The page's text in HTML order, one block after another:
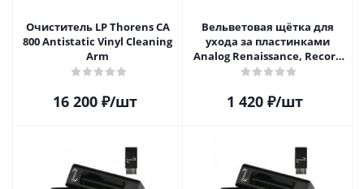
Очиститель LP Thorens CA
800 Antistatic Vinyl Cleaning
Arm
16 200₽/шт
Вельветовая щётка для
ухода за пластинками
Analog Renaissance, Record
Velvet Brush, AR-7151, Black
1 420₽/шт